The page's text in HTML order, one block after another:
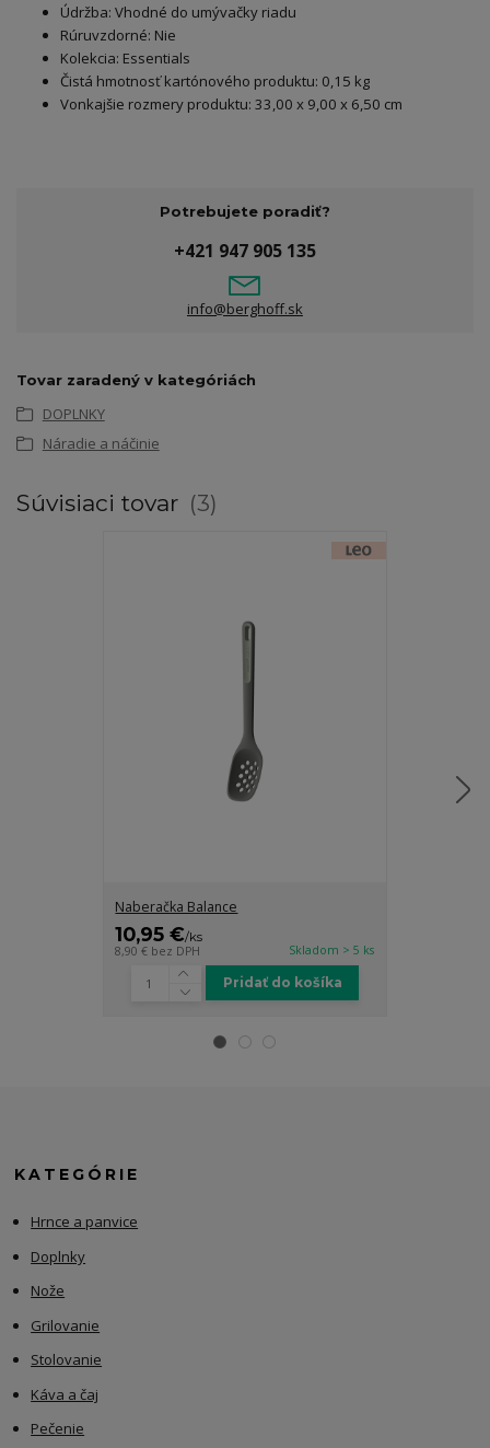
Údržba: Vhodné do umývačky riadu
Rúruvzdorné: Nie
Kolekcia: Essentials
Čistá hmotnosť kartónového produktu: 0,15 kg
Vonkajšie rozmery produktu: 33,00 x 9,00 x 6,50 cm
Potrebujete poradiť?
+421 947 905 135
info@berghoff.sk
Tovar zaradený v kategóriách
DOPLNKY
Náradie a náčinie
Súvisiaci tovar 3
Naberačka Balance
10,95 €/ks
8,90 € bez DPH Skladom > 5 ks
Pridať do košíka
KATEGÓRIE
Hrnce a panvice
Doplnky
Nože
Grilovanie
Stolovanie
Káva a čaj
Pečenie